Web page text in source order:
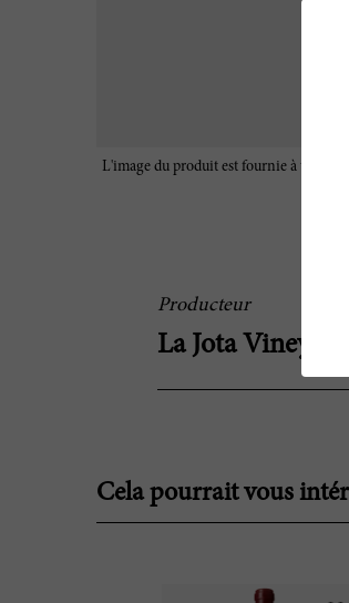
L'image du produit est fournie à titre
Producteur
La Jota Vineyard
Cela pourrait vous